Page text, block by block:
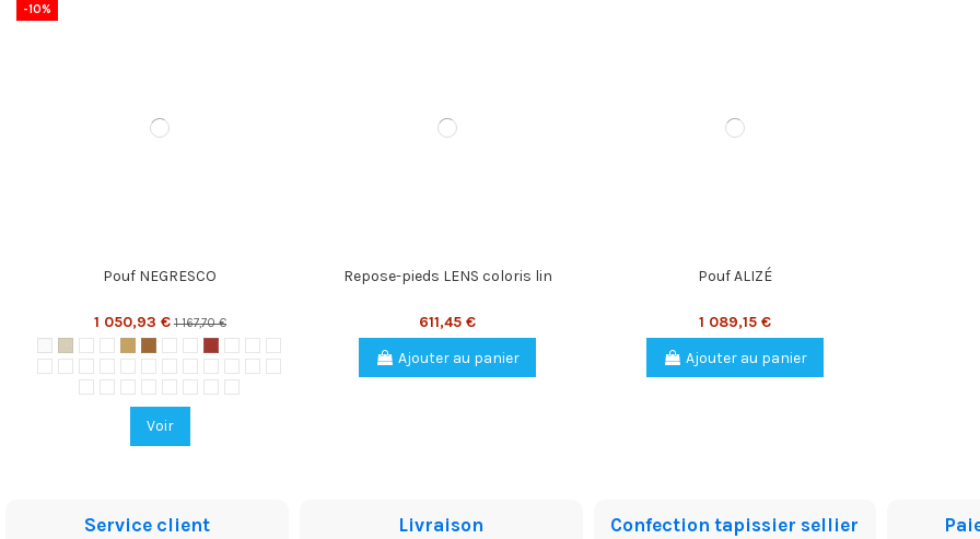
-10%
Pouf NEGRESCO
1 050,93 € 1 167,70 €
Bianco
Avorio
PolarKalahari
Desert
Sabbia
Natur
RedSiegelstein
Ferrari
OrangeMandarin
Giallo
LimeLilaAubergine
MerlinTurquoise
Sky Blue
Kobalt
Nebbia
PerleSmogBetulla
Mastic
Mocca
LeverCamelEspresso
CaffeAnthracite
Nero
Voir
Repose-pieds LENS coloris lin
611,45 €
Ajouter au panier
Pouf ALIZÉ
1 089,15 €
Ajouter au panier
Service client Livraison Confection tapissier sellier